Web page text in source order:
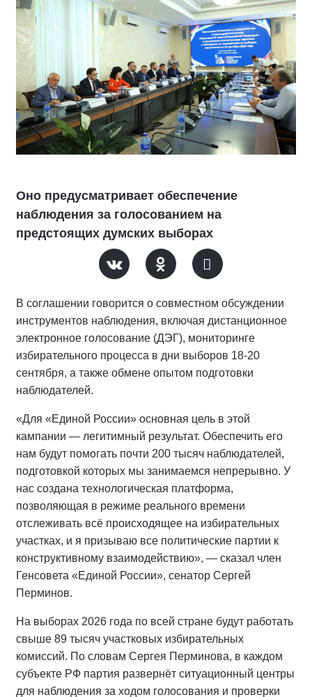
Оно предусматривает обеспечение
наблюдения за голосованием на
предстоящих думских выборах
В соглашении говорится о совместном обсуждении
инструментов наблюдения, включая дистанционное
электронное голосование (ДЭГ), мониторинге
избирательного процесса в дни выборов 18-20
сентября, а также обмене опытом подготовки
наблюдателей.
«Для «Единой России» основная цель в этой
кампании — легитимный результат. Обеспечить его
нам будут помогать почти 200 тысяч наблюдателей,
подготовкой которых мы занимаемся непрерывно. У
нас создана технологическая платформа,
позволяющая в режиме реального времени
отслеживать всё происходящее на избирательных
участках, и я призываю все политические партии к
конструктивному взаимодействию», — сказал член
Генсовета «Единой России», сенатор Сергей
Перминов.
На выборах 2026 года по всей стране будут работать
свыше 89 тысяч участковых избирательных
комиссий. По словам Сергея Перминова, в каждом
субъекте РФ партия развернёт ситуационный центры
для наблюдения за ходом голосования и проверки